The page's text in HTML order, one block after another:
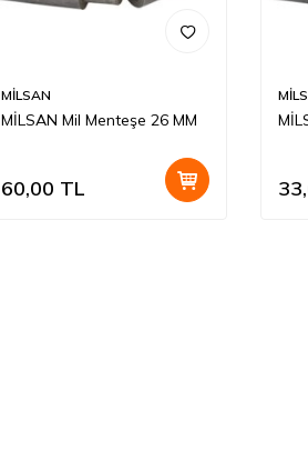
MİLSAN
MİLSAN Mil Menteşe 26 MM
60,00 TL